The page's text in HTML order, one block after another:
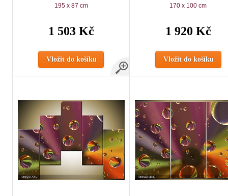
195 x 87 cm
1 503 Kč
Vložit do košíku
170 x 100 cm
1 920 Kč
Vložit do košíku